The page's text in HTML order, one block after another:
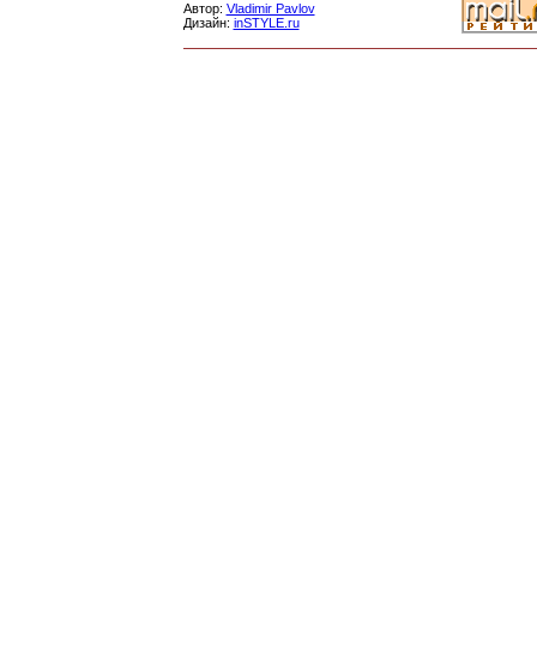
Автор: Vladimir Pavlov
Дизайн: inSTYLE.ru